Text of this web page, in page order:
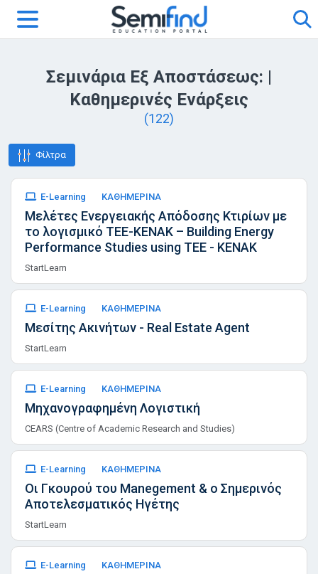
Σεμινάρια Εξ Αποστάσεως: |
Καθημερινές Ενάρξεις
(122)
Φίλτρα
E-Learning ΚΑΘΗΜΕΡΙΝΑ
Μελέτες Ενεργειακής Απόδοσης Κτιρίων με
το λογισμικό ΤΕΕ-ΚΕΝΑΚ – Building Energy
Performance Studies using TEE - KENAK
StartLearn
E-Learning ΚΑΘΗΜΕΡΙΝΑ
Μεσίτης Ακινήτων - Real Estate Agent
StartLearn
E-Learning ΚΑΘΗΜΕΡΙΝΑ
Μηχανογραφημένη Λογιστική
CEARS (Centre of Academic Research and Studies)
E-Learning ΚΑΘΗΜΕΡΙΝΑ
Οι Γκουρού του Manegement & ο Σημερινός
Αποτελεσματικός Ηγέτης
StartLearn
E-Learning ΚΑΘΗΜΕΡΙΝΑ